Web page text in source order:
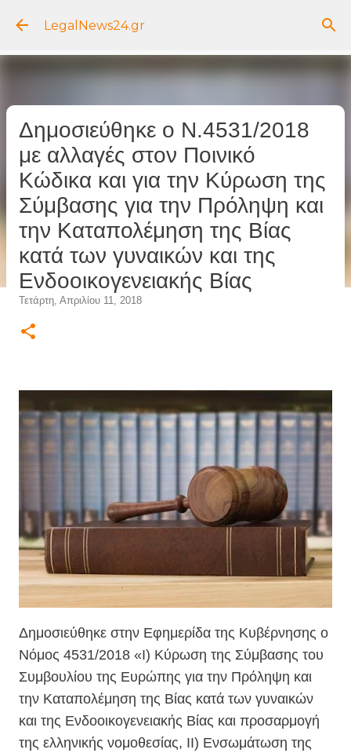
Μετάβαση στο κύριο περιεχόμενο
LegalNews24.gr
Δημοσιεύθηκε ο Ν.4531/2018
με αλλαγές στον Ποινικό
Κώδικα και για την Κύρωση της
Σύμβασης για την Πρόληψη και
την Καταπολέμηση της Βίας
κατά των γυναικών και της
Ενδοοικογενειακής Βίας
Τετάρτη, Απριλίου 11, 2018
Δημοσιεύθηκε στην Εφημερίδα της Κυβέρνησης ο
Νόμος 4531/2018 «Ι) Κύρωση της Σύμβασης του
Συμβουλίου της Ευρώπης για την Πρόληψη και
την Καταπολέμηση της Βίας κατά των γυναικών
και της Ενδοοικογενειακής Βίας και προσαρμογή
της ελληνικής νομοθεσίας, ΙΙ) Ενσωμάτωση της